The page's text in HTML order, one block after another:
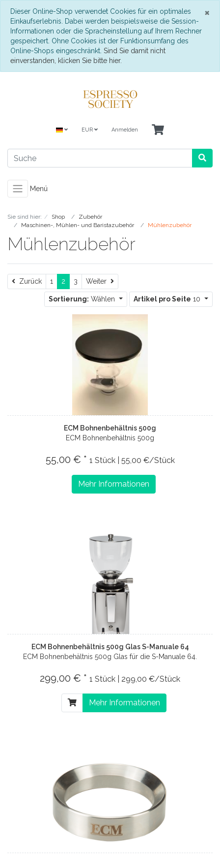
×
Dieser Online-Shop verwendet Cookies für ein optimales
Einkaufserlebnis. Dabei werden beispielsweise die Session-
Informationen oder die Spracheinstellung auf Ihrem Rechner
gespeichert. Ohne Cookies ist der Funktionsumfang des
Online-Shops eingeschränkt. Sind Sie damit nicht
einverstanden, klicken Sie bitte hier.
EUR Anmelden
Menü
Sie sind hier: Shop
Zubehör
Maschinen-, Mühlen- und Baristazubehör
Mühlenzubehör
Mühlenzubehör
ZurückZurück
1 2 3 Weiter Weiter
Sortierung: Wählen Artikel pro Seite 10
ECM Bohnenbehältnis 500g
ECM Bohnenbehältnis 500g
55,00 € * 1 Stück | 55,00 €/Stück
Mehr Informationen
ECM Bohnenbehältnis 500g Glas S-Manuale 64
ECM Bohnenbehältnis 500g Glas für die S-Manuale 64.
299,00 € * 1 Stück | 299,00 €/Stück
Mehr Informationen